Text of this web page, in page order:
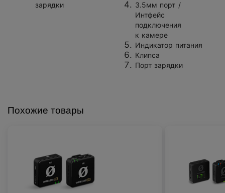
зарядки
3.5мм порт /
Интфейс
подключения
к камере
Индикатор питания
Клипса
Порт зарядки
Похожие товары